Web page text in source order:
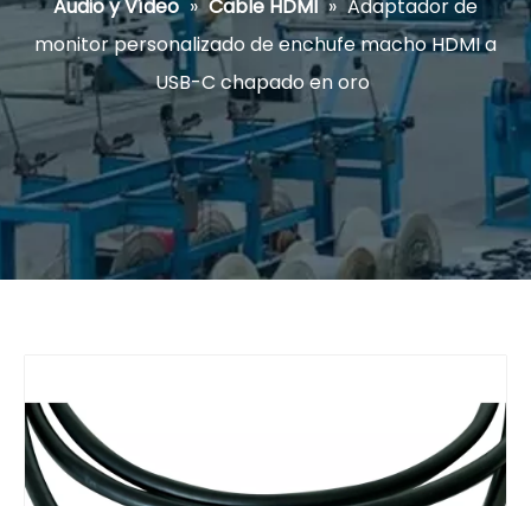
Audio y Vídeo » Cable HDMI » Adaptador de
monitor personalizado de enchufe macho HDMI a
USB-C chapado en oro